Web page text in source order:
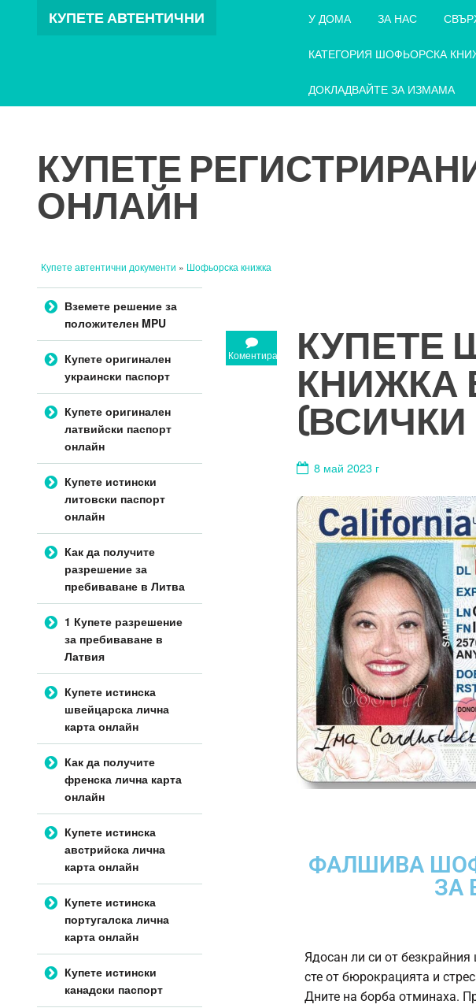
КУПЕТЕ АВТЕНТИЧНИ У ДОМА ЗА НАС
КАТЕГОРИЯ ШОФЬОРСКА
ДОКЛАДВАЙТЕ ЗА ИЗМАМА
КУПЕТЕ
ОНЛАЙН
Купете автентични документи » Шофьорска книжка
Коментирайте
КУПЕТЕ
КНИЖКА
8 май 2023 г
ФАЛШИВА
ЗА
Ядосан ли си от
сте от бюрокрацията и
Дните на борба отминаха.
Преминете към
съдържанието
Вземете решение за
положителен MPU
Купете оригинален
украински паспорт
Купете оригинален
латвийски паспорт
онлайн
Купете истински
литовски паспорт
онлайн
Как да получите
разрешение за
пребиваване в Литва
1 Купете разрешение
за пребиваване в
Латвия
Купете истинска
швейцарска лична
карта онлайн
Как да получите
френска лична карта
онлайн
Купете истинска
австрийска лична
карта онлайн
Купете истинска
португалска лична
карта онлайн
Купете истински
канадски паспорт